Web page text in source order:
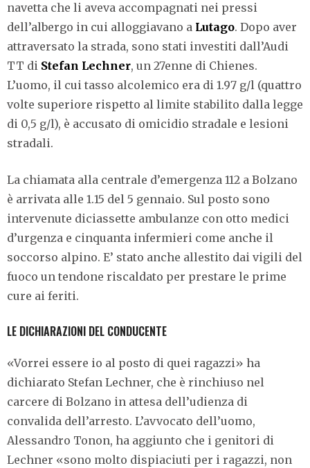
navetta che li aveva accompagnati nei pressi
dell’albergo in cui alloggiavano a Lutago. Dopo aver
attraversato la strada, sono stati investiti dall’Audi
TT di Stefan Lechner, un 27enne di Chienes.
L’uomo, il cui tasso alcolemico era di 1.97 g/l (quattro
volte superiore rispetto al limite stabilito dalla legge
di 0,5 g/l), è accusato di omicidio stradale e lesioni
stradali.
La chiamata alla centrale d’emergenza 112 a Bolzano
è arrivata alle 1.15 del 5 gennaio. Sul posto sono
intervenute diciassette ambulanze con otto medici
d’urgenza e cinquanta infermieri come anche il
soccorso alpino. E’ stato anche allestito dai vigili del
fuoco un tendone riscaldato per prestare le prime
cure ai feriti.
LE DICHIARAZIONI DEL CONDUCENTE
«Vorrei essere io al posto di quei ragazzi» ha
dichiarato Stefan Lechner, che è rinchiuso nel
carcere di Bolzano in attesa dell’udienza di
convalida dell’arresto. L’avvocato dell’uomo,
Alessandro Tonon, ha aggiunto che i genitori di
Lechner «sono molto dispiaciuti per i ragazzi, non